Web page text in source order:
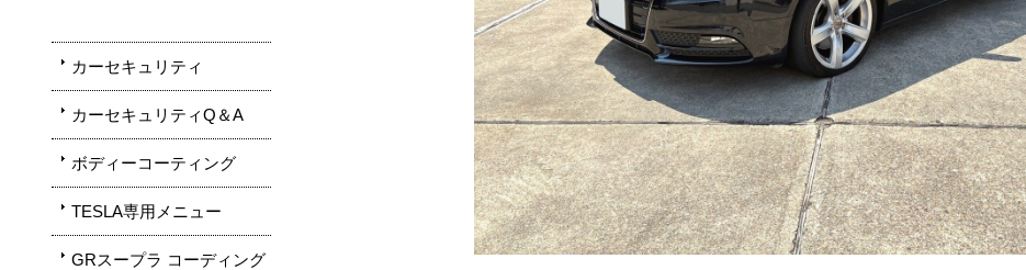
カーセキュリティ
カーセキュリティQ＆A
ボディーコーティング
TESLA専用メニュー
GRスープラ コーディング